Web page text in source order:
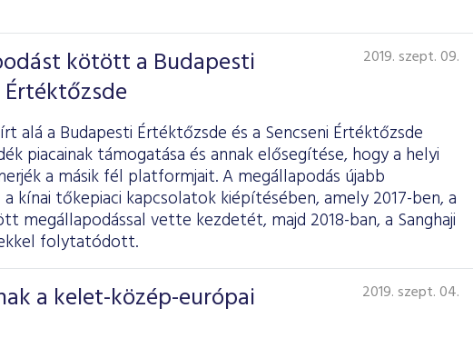
kötött a Budapesti
Értéktőzsde
2019. szept. 09.
alá a Budapesti Értéktőzsde és a Sencseni Értéktőzsde
piacainak támogatása és annak elősegítése, hogy a helyi
a másik fél platformjait. A megállapodás újabb
kínai tőkepiaci kapcsolatok kiépítésében, amely 2017-ben, a
megállapodással vette kezdetét, majd 2018-ban, a Sanghaji
folytatódott.
a kelet-közép-európai
2019. szept. 04.